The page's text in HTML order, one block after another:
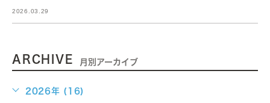
2026.03.29
ARCHIVE 月別アーカイブ
2026年 (16)